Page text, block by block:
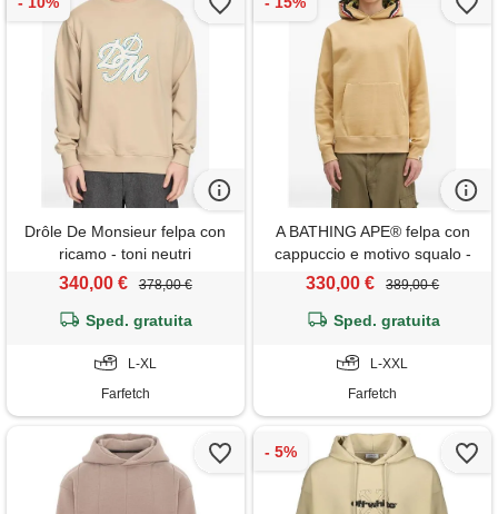
Drôle De Monsieur felpa con
ricamo - toni neutri
340,00 € 378,00 €
Sped. gratuita
L-XL
Farfetch
A BATHING APE® felpa con
cappuccio e motivo squalo -
toni neutri
330,00 € 389,00 €
Sped. gratuita
L-XXL
Farfetch